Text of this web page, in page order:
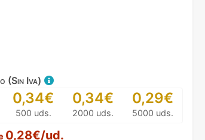
(Sin Iva)
0,34€
500 uds.
0,34€
2000 uds.
0,29€
5000 uds.
0,28€/ud.